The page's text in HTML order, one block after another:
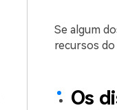
Se algum
recursos
Os